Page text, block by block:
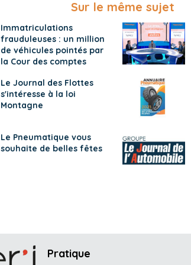
Sur le même sujet
Immatriculations
frauduleuses : un million
de véhicules pointés par
la Cour des comptes
Le Journal des Flottes
s'intéresse à la loi
Montagne
Le Pneumatique vous
souhaite de belles fêtes
Pratique